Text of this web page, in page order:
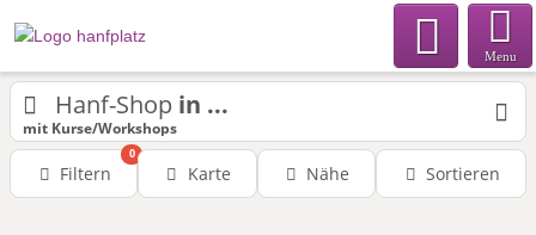
Menu
Hanf-Shop in ...
mit Kurse/Workshops
Filtern
0
Karte Nähe Sortieren